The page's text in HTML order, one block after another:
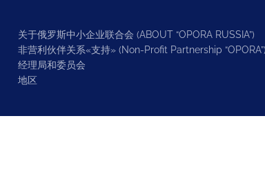
关于俄罗斯中小企业联合会 (ABOUT “OPORA RUSSIA”)
非营利伙伴关系«支持» (Non-Profit Partnership “OPORA”)
经理局和委员会
地区